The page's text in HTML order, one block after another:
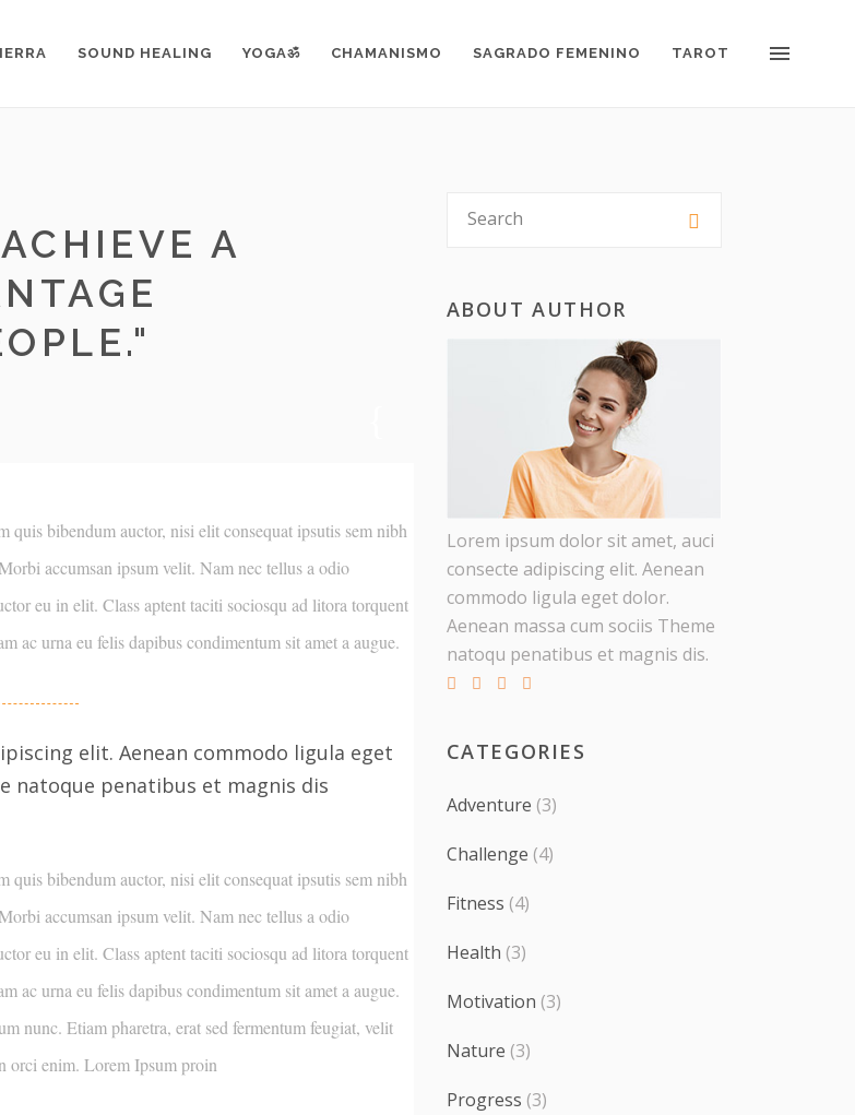
SOUND HEALING YOGAॐ CHAMANISMO SAGRADO FEMENINO TAROT
>RALPH JACKSON
A
"
bibendum auctor, nisi elit consequat ipsutis sem nibh
accumsan ipsum velit. Nam nec tellus a odio
eu in elit. Class aptent taciti sociosqu ad litora torquent
ac urna eu felis dapibus condimentum sit amet a augue.
elit. Aenean commodo ligula eget
natoque penatibus et magnis dis
bibendum auctor, nisi elit consequat ipsutis sem nibh
accumsan ipsum velit. Nam nec tellus a odio
eu in elit. Class aptent taciti sociosqu ad litora torquent
ac urna eu felis dapibus condimentum sit amet a augue.
nunc. Etiam pharetra, erat sed fermentum feugiat, velit
orci enim. Lorem Ipsum proin
ABOUT AUTHOR
Lorem ipsum dolor sit amet, auci
consecte adipiscing elit. Aenean
commodo ligula eget dolor.
Aenean massa cum sociis Theme
natoqu penatibus et magnis dis.
CATEGORIES
Adventure (3)
Challenge (4)
Fitness (4)
Health (3)
Motivation (3)
Nature (3)
Progress (3)